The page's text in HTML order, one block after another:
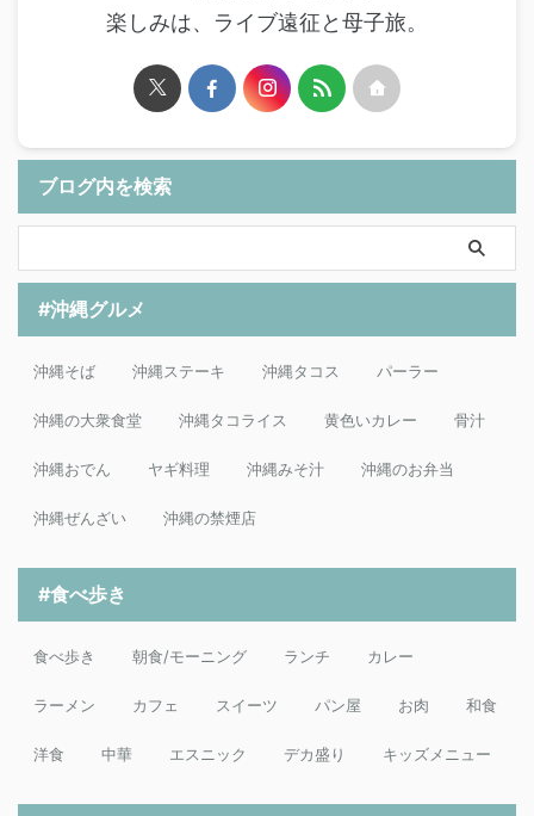
楽しみは、ライブ遠征と母子旅。
ブログ内を検索
#沖縄グルメ
沖縄そば 沖縄ステーキ 沖縄タコス パーラー
沖縄の大衆食堂 沖縄タコライス 黄色いカレー 骨汁
沖縄おでん ヤギ料理 沖縄みそ汁 沖縄のお弁当
沖縄ぜんざい 沖縄の禁煙店
#食べ歩き
食べ歩き 朝食/モーニング ランチ カレー
ラーメン カフェ スイーツ パン屋 お肉 和食
洋食 中華 エスニック デカ盛り キッズメニュー